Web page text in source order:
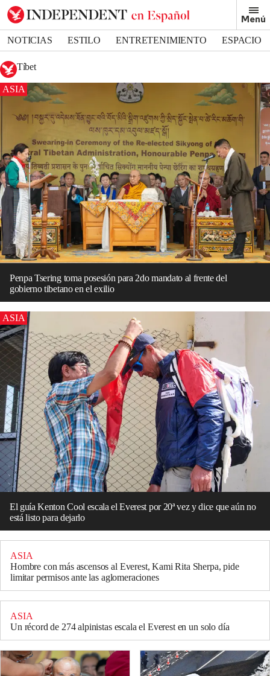
Menú
NOTICIAS ESTILO ENTRETENIMIENTO
ESPACIO
DEPORTES
Tíbet
ASIA
Penpa Tsering toma posesión para 2do mandato al frente del
gobierno tibetano en el exilio
ASIA
El guía Kenton Cool escala el Everest por 20ª vez y dice que aún no
está listo para dejarlo
ASIA
Hombre con más ascensos al Everest, Kami Rita Sherpa, pide
limitar permisos ante las aglomeraciones
ASIA
Un récord de 274 alpinistas escala el Everest en un solo día